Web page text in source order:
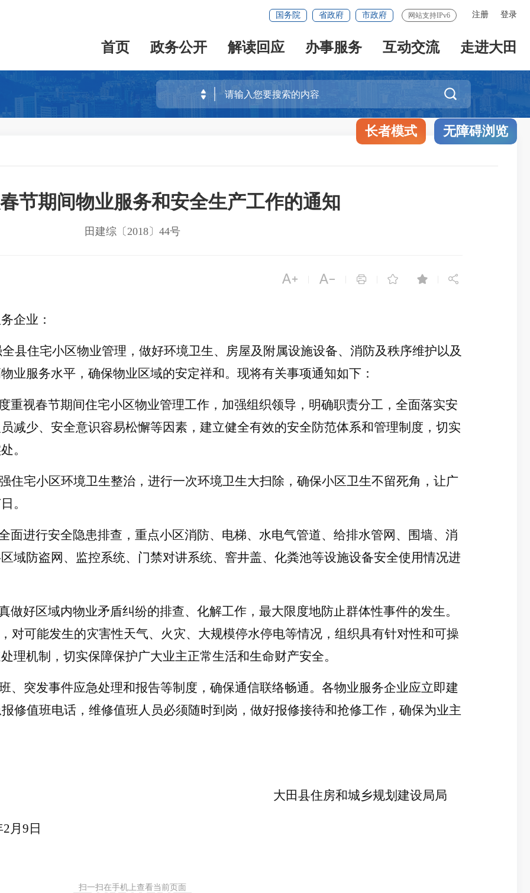
注册 登录
国务院 省政府 市政府 网站支持IPv6
首页 政务公开 解读回应 办事服务 互动交流 走进大田

长者模式 无障碍浏览
节期间物业服务和安全生产工作的通知
田建综〔2018〕44号
     
企业：
县住宅小区物业管理，做好环境卫生、房屋及附属设施设备、消防及秩序维护以及
业服务水平，确保物业区域的安定祥和。现将有关事项通知如下：
重视春节期间住宅小区物业管理工作，加强组织领导，明确职责分工，全面落实安
减少、安全意识容易松懈等因素，建立健全有效的安全防范体系和管理制度，切实
。
住宅小区环境卫生整治，进行一次环境卫生大扫除，确保小区卫生不留死角，让广
。
面进行安全隐患排查，重点小区消防、电梯、水电气管道、给排水管网、围墙、消
域防盗网、监控系统、门禁对讲系统、窨井盖、化粪池等设施设备安全使用情况进
做好区域内物业矛盾纠纷的排查、化解工作，最大限度地防止群体性事件的发生。
对可能发生的灾害性天气、火灾、大规模停水停电等情况，组织具有针对性和可操
理机制，切实保障保护广大业主正常生活和生命财产安全。
、突发事件应急处理和报告等制度，确保通信联络畅通。各物业服务企业应立即建
修值班电话，维修值班人员必须随时到岗，做好报修接待和抢修工作，确保为业主
大田县住房和城乡规划建设局局
扫一扫在手机上查看当前页面